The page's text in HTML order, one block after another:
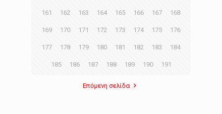
161 162 163 164 165 166 167 168
169 170 171 172 173 174 175 176
177 178 179 180 181 182 183 184
185 186 187 188 189 190 191
Επόμενη σελίδα